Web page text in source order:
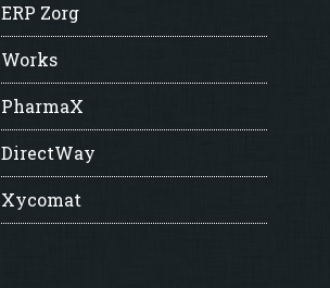
ERP Zorg
Works
PharmaX
DirectWay
Xycomat